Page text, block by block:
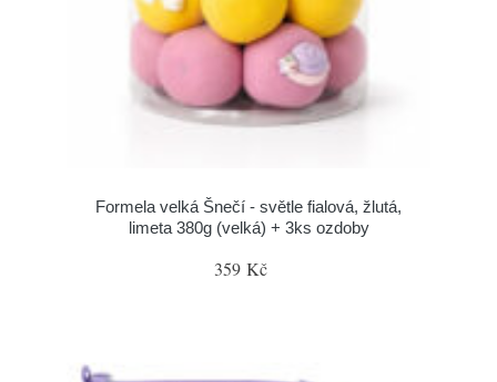
Formela velká Šnečí - světle fialová, žlutá,
limeta 380g (velká) + 3ks ozdoby
359 Kč